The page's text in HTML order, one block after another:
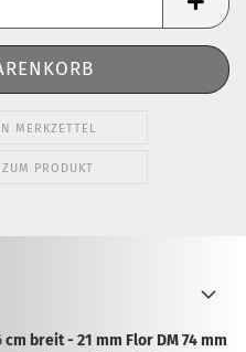
MERKZETTEL
ZUM PRODUKT
breit - 21 mm Flor DM 74 mm